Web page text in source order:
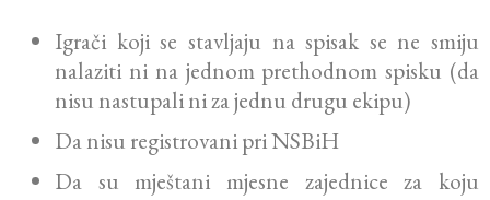
Igrači koji se stavljaju na spisak se ne smiju
nalaziti ni na jednom prethodnom spisku (da
nisu nastupali ni za jednu drugu ekipu)
Da nisu registrovani pri NSBiH
Da su mještani mjesne zajednice za koju